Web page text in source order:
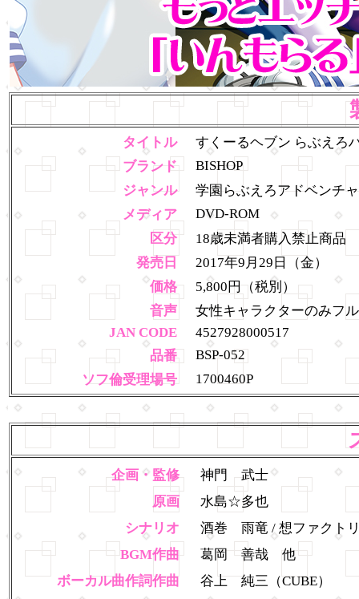
タイトル
すくーるヘブン らぶえろ
ブランド
BISHOP
ジャンル
学園らぶえろアドベンチ
メディア
DVD-ROM
区分 18歳未満者購入禁止商品
発売日
2017年9月29日（金）
価格 5,800円（税別）
音声
女性キャラクターのみフ
JAN CODE
4527928000517
品番 BSP-052
ソフ倫受理場号
1700460P
企画・監修
神門 武士
原画
水島☆多也
シナリオ
酒巻 雨竜 / 想ファクト
BGM作曲
葛岡 善哉 他
ボーカル曲作詞作曲
谷上 純三（CUBE）